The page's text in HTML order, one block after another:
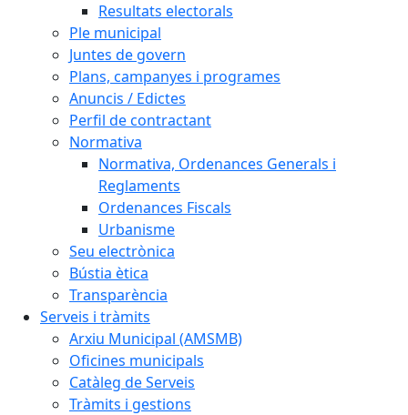
Resultats electorals
Ple municipal
Juntes de govern
Plans, campanyes i programes
Anuncis / Edictes
Perfil de contractant
Normativa
Normativa, Ordenances Generals i
Reglaments
Ordenances Fiscals
Urbanisme
Seu electrònica
Bústia ètica
Transparència
Serveis i tràmits
Arxiu Municipal (AMSMB)
Oficines municipals
Catàleg de Serveis
Tràmits i gestions